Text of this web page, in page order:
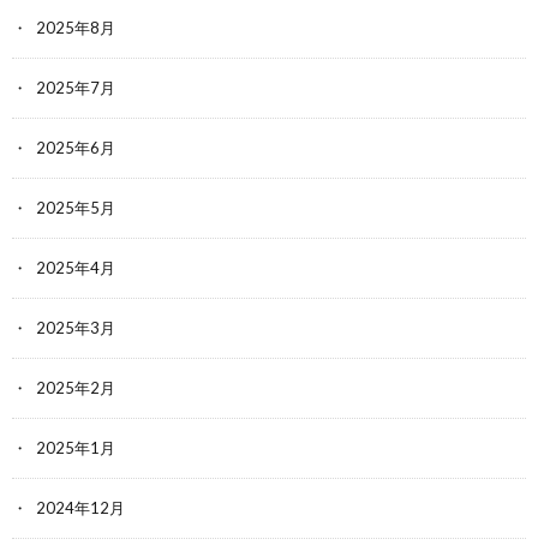
2025年8月
2025年7月
2025年6月
2025年5月
2025年4月
2025年3月
2025年2月
2025年1月
2024年12月